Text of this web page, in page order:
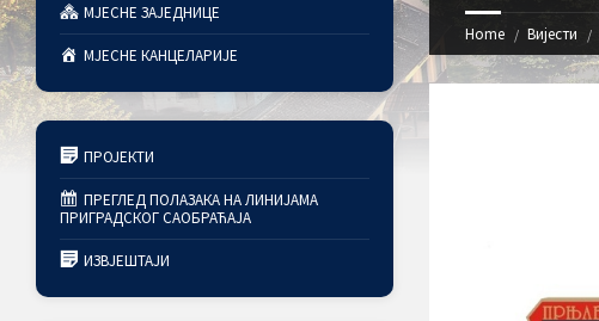
Home Вијести
МЈЕСНЕ ЗАЈЕДНИЦЕ
МЈЕСНЕ КАНЦЕЛАРИЈЕ
ПРОЈЕКТИ
ПРЕГЛЕД ПОЛАЗАКА НА ЛИНИЈАМА
ПРИГРАДСКОГ САОБРАЋАЈА
ИЗВЈЕШТАЈИ